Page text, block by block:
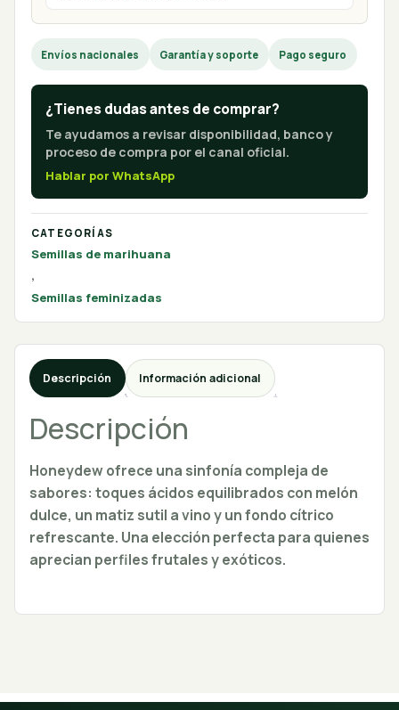
Envíos nacionales Garantía y soporte Pago seguro
¿Tienes dudas antes de comprar?
Te ayudamos a revisar disponibilidad, banco y
proceso de compra por el canal oficial.
Hablar por WhatsApp
CATEGORÍAS
Semillas de marihuana
,
Semillas feminizadas
Descripción Información adicional
Descripción
Honeydew ofrece una sinfonía compleja de
sabores: toques ácidos equilibrados con melón
dulce, un matiz sutil a vino y un fondo cítrico
refrescante. Una elección perfecta para quienes
aprecian perfiles frutales y exóticos.